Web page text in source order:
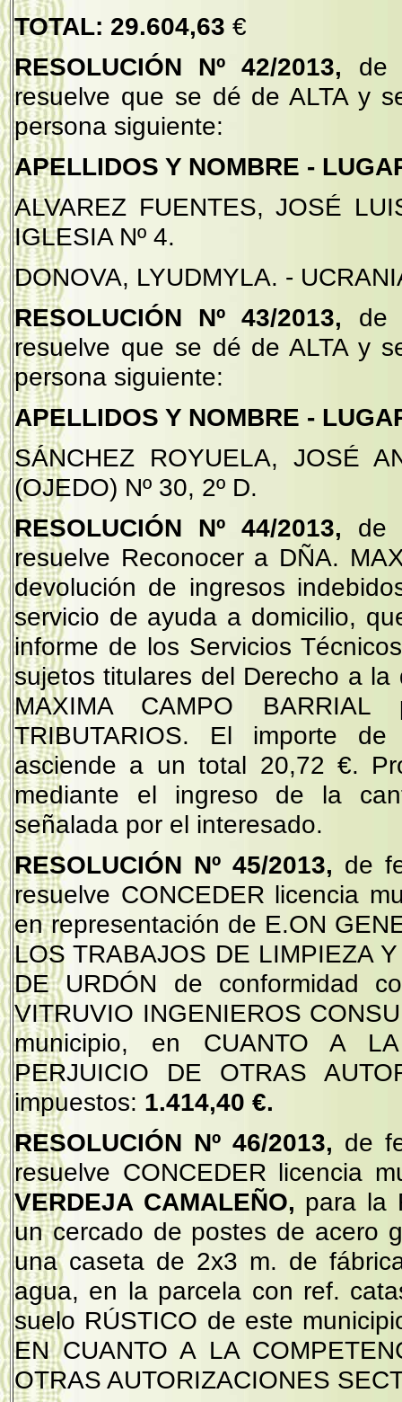
TOTAL: 29.604,63 €
RESOLUCIÓN
Nº 42/2013, de
resuelve que se dé de ALTA y
persona siguiente:
APELLIDOS Y NOMBRE -
ALVAREZ FUENTES, JOSÉ
IGLESIA Nº 4.
DONOVA, LYUDMYLA. -
RESOLUCIÓN Nº 43/2013, de
resuelve que se dé de ALTA y
persona siguiente:
APELLIDOS Y NOMBRE -
SÁNCHEZ ROYUELA, JOSÉ
(OJEDO) Nº 30, 2º D.
RESOLUCIÓN Nº 44/2013, de
resuelve Reconocer a DÑA.
devolución de ingresos
servicio de ayuda a domicilio,
informe de los Servicios
sujetos titulares del Derecho a
MAXIMA CAMPO
TRIBUTARIOS. El importe
asciende a un total 20,72 €.
mediante el ingreso de la
señalada por el interesado.
RESOLUCIÓN Nº 45/2013, de
resuelve CONCEDER licencia
en representación de E.ON
LOS TRABAJOS DE LIMPIEZA
DE URDÓN de conformidad
VITRUVIO INGENIEROS
municipio, en CUANTO A
PERJUICIO DE OTRAS
impuestos: 1.414,40 €.
RESOLUCIÓN Nº 46/2013, de
resuelve CONCEDER licencia
VERDEJA CAMALEÑO, para la
un cercado de postes de acero
una caseta de 2x3 m. de
agua, en la parcela con ref.
suelo RÚSTICO de este
EN CUANTO A LA
OTRAS AUTORIZACIONES